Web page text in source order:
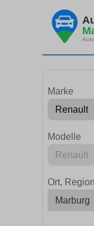
Marke
Modelle
Ort,